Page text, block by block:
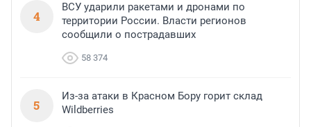
4
ВСУ ударили ракетами и дронами по
территории России. Власти регионов
сообщили о пострадавших
58 374
5
Из-за атаки в Красном Бору горит склад
Wildberries